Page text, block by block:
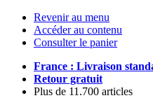
Revenir au menu
Accéder au contenu
Consulter le panier
France : Livraison
Retour gratuit
Plus de 11.700 articles